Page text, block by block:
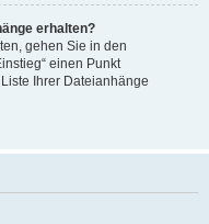
erhalten?
gehen Sie in den
einen Punkt
Ihrer Dateianhänge